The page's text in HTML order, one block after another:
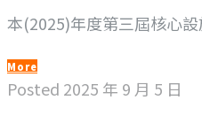
本(2025)年度第三屆核心設
More
Posted 2025 年 9 月 5 日